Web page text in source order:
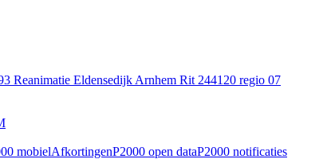
Reanimatie Eldensedijk Arnhem Rit 244120 regio 07
mobielAfkortingenP2000 open dataP2000 notificaties